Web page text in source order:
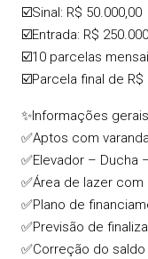
☑️Sinal: R$ 50.000,00
☑️Entrada: R$
☑️10 parcelas
☑️Parcela final de R$
✨Informações gerais
✅Aptos com
✅Elevador – Ducha
✅Área de lazer
✅Plano de
✅Previsão de
✅Correção do